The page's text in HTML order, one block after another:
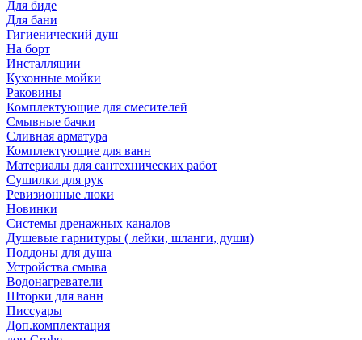
Для биде
Для бани
Гигиенический душ
На борт
Инсталляции
Кухонные мойки
Раковины
Комплектующие для смесителей
Смывные бачки
Сливная арматура
Комплектующие для ванн
Материалы для сантехнических работ
Сушилки для рук
Ревизионные люки
Новинки
Системы дренажных каналов
Душевые гарнитуры ( лейки, шланги, души)
Поддоны для душа
Устройства смыва
Водонагреватели
Шторки для ванн
Писсуары
Доп.комплектация